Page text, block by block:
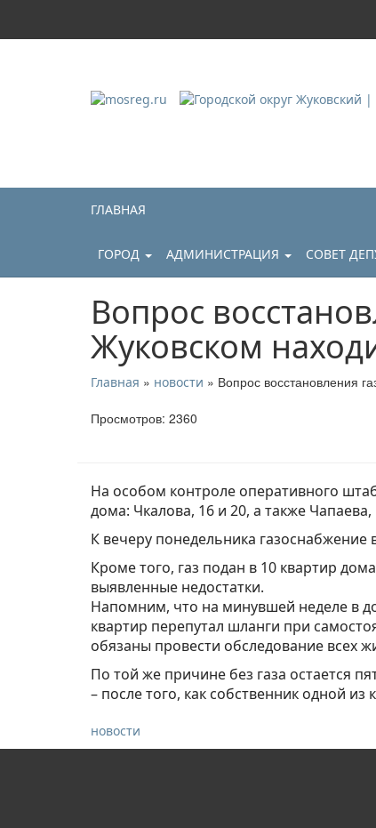
ГЛАВНАЯ
ГОРОД АДМИНИСТРАЦИЯ СОВЕТ
Вопрос
Жуковском
Главная » новости » Вопрос восстановления
Просмотров: 2360
На особом контроле оперативного
дома: Чкалова, 16 и 20, а также Чапаева,
К вечеру понедельника газоснабжение
Кроме того, газ подан в 10 квартир
выявленные недостатки.
Напомним, что на минувшей неделе в
квартир перепутал шланги при
обязаны провести обследование всех
По той же причине без газа остается
– после того, как собственник одной из
новости